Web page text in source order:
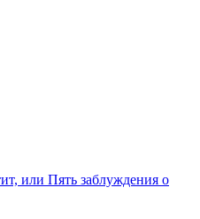
или Пять заблуждения о